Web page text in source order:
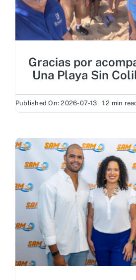
Gracias por
Una Playa Sin
Published On: 2026-07-13 1.2 min